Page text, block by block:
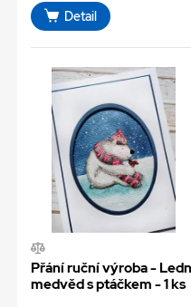
Detail
Přání ruční výroba -
medvěd s ptáčkem - 1 ks